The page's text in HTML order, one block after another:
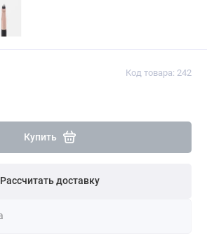
Код товара: 242
Купить
Рассчитать доставку